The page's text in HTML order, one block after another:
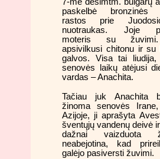
paskelbė bronzinės
rastos prie
nuotraukas. Joje
moteris su
apsivilkusi chitonu ir su
galvos. Visa tai
senovės laikų atėjusi
vardas – Anachita.
Tačiau juk Anachita
žinoma senovės
Azijoje, ji aprašyta
šventųjų vandenų deivė
dažnai vaizduota
neabejotina, kad
galėjo pasiversti žuvimi.